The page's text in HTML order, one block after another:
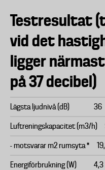
Testresultat
vid det
ligger
på 37 decibel)
Lägsta ljudnivå (dB) 36
Luftreningskapacitet (m3/h)
- motsvarar m2 rumsyta *
Energiförbrukning (W) 4,3